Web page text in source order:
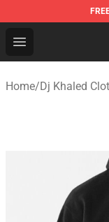
Open menu
Dj Khaled
Home/Dj Khaled